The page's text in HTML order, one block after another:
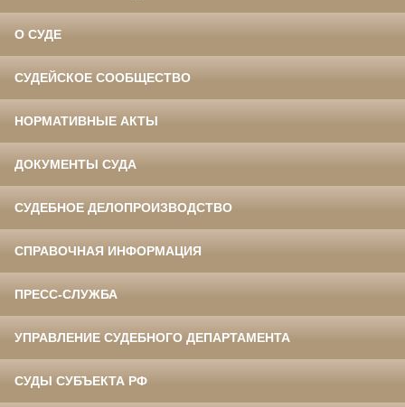
О СУДЕ
СУДЕЙСКОЕ СООБЩЕСТВО
НОРМАТИВНЫЕ АКТЫ
ДОКУМЕНТЫ СУДА
СУДЕБНОЕ ДЕЛОПРОИЗВОДСТВО
СПРАВОЧНАЯ ИНФОРМАЦИЯ
ПРЕСС-СЛУЖБА
УПРАВЛЕНИЕ СУДЕБНОГО ДЕПАРТАМЕНТА
СУДЫ СУБЪЕКТА РФ